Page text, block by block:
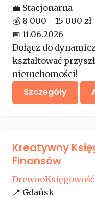
💼 Stacjonarna
💰 8 000 - 15 000 zł
📅 11.06.2026
Dołącz do
kształtować
nieruchomości!
Szczegóły
Kreatywny
Finansów
DrewnoKsięgowość
📍 Gdańsk